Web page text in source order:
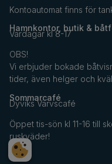
Kontoautomat finns för
Hamnkontor, butik &
Vardagar kl 8-17
OBS!
Vi erbjuder bokade
tider, även helger och
Sommarcafé
Dyviks Varvscafé
Öppet tis-sön kl 11-16 till
ruskväder!